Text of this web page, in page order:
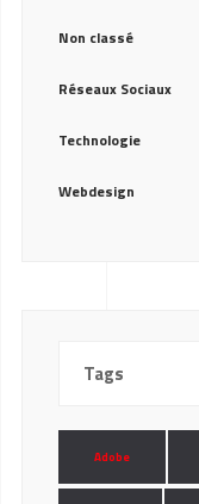
Non classé
Réseaux Sociaux
Technologie
Webdesign
Tags
Adobe